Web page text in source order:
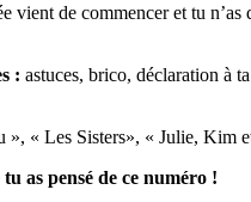
vient de commencer et tu
: astuces, brico, déclaration à
», « Les Sisters», « Julie, Kim
as pensé de ce numéro !